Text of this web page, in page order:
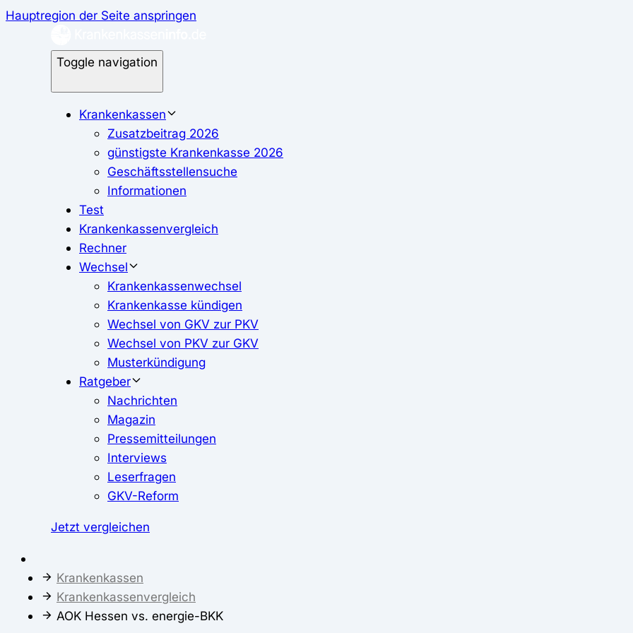
Hauptregion der Seite anspringen
Toggle navigation
Krankenkassen
Zusatzbeitrag 2026
günstigste Krankenkasse 2026
Geschäftsstellensuche
Informationen
Test
Krankenkassenvergleich
Rechner
Wechsel
Krankenkassenwechsel
Krankenkasse kündigen
Wechsel von GKV zur PKV
Wechsel von PKV zur GKV
Musterkündigung
Ratgeber
Nachrichten
Magazin
Pressemitteilungen
Interviews
Leserfragen
GKV-Reform
Jetzt vergleichen
Krankenkassen
Krankenkassenvergleich
AOK Hessen vs. energie-BKK